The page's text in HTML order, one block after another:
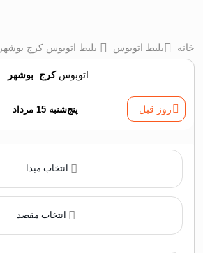
خانه بلیط اتوبوس بلیط اتوبوس کرج بوشهر
اتوبوسکرج بوشهر
روز قبل پنج‌شنبه 15 مرداد